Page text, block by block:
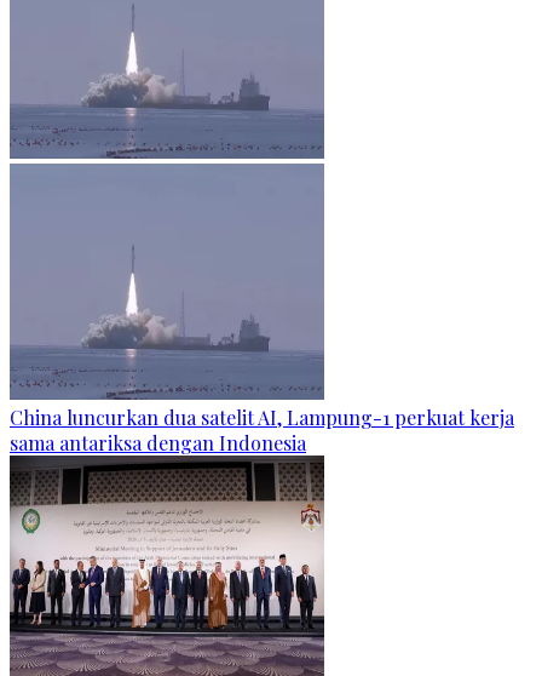
China luncurkan dua satelit AI, Lampung-1 perkuat kerja
sama antariksa dengan Indonesia